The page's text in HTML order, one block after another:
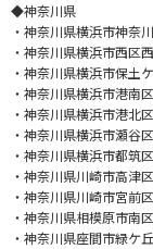
◆神奈川県
・神奈川県横浜市神
・神奈川県横浜市西
・神奈川県横浜市保
・神奈川県横浜市港
・神奈川県横浜市港
・神奈川県横浜市瀬
・神奈川県横浜市都
・神奈川県川崎市高津
・神奈川県川崎市宮前
・神奈川県相模原市
・神奈川県座間市緑ケ